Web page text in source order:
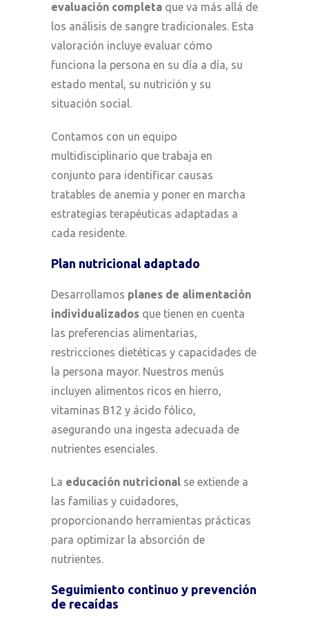
evaluación completa que va más allá de
los análisis de sangre tradicionales. Esta
valoración incluye evaluar cómo
funciona la persona en su día a día, su
estado mental, su nutrición y su
situación social.
Contamos con un equipo
multidisciplinario que trabaja en
conjunto para identificar causas
tratables de anemia y poner en marcha
estrategias terapéuticas adaptadas a
cada residente.
Plan nutricional adaptado
Desarrollamos planes de alimentación
individualizados que tienen en cuenta
las preferencias alimentarias,
restricciones dietéticas y capacidades de
la persona mayor. Nuestros menús
incluyen alimentos ricos en hierro,
vitaminas B12 y ácido fólico,
asegurando una ingesta adecuada de
nutrientes esenciales.
La educación nutricional se extiende a
las familias y cuidadores,
proporcionando herramientas prácticas
para optimizar la absorción de
nutrientes.
Seguimiento continuo y prevención
de recaídas